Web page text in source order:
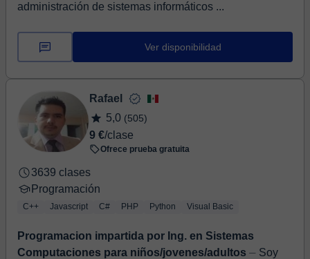
administración de sistemas informáticos ...
Ver disponibilidad
Rafael
5,0 (505)
9 €/clase
Ofrece prueba gratuita
3639 clases
Programación
C++ Javascript C# PHP Python Visual Basic
Programacion impartida por Ing. en Sistemas
Computaciones para niños/jovenes/adultos ⏤ Soy